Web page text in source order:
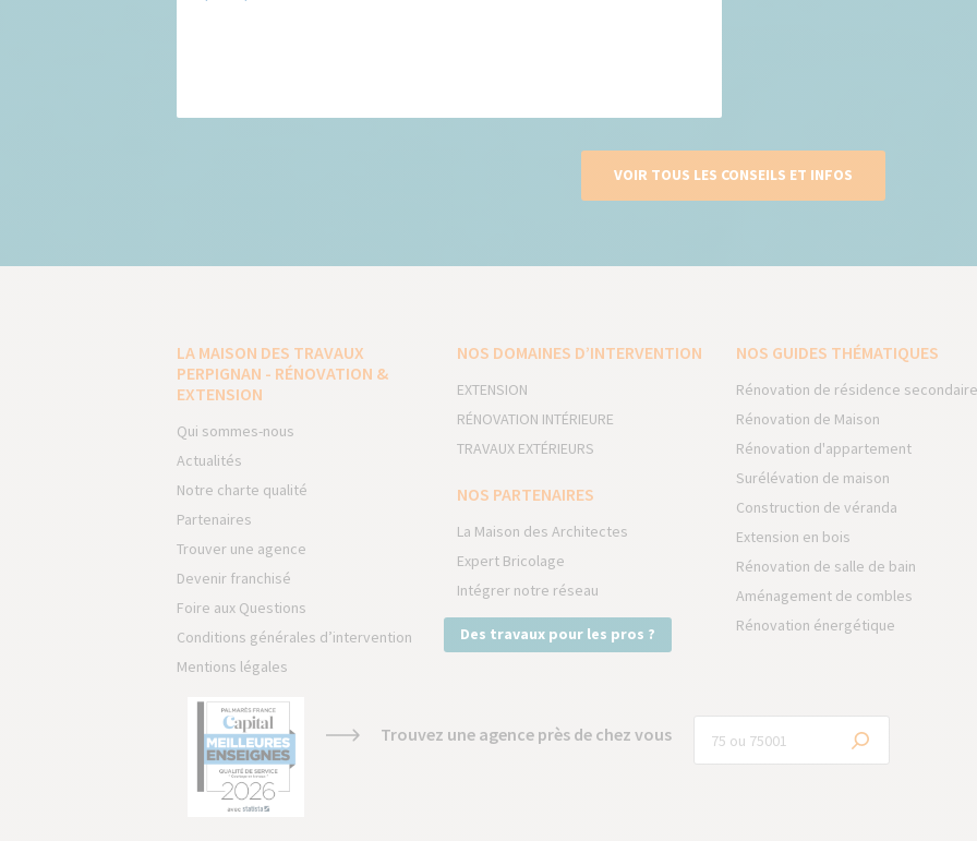
VOIR TOUS LES CONSEILS ET INFOS
LA MAISON DES TRAVAUX
PERPIGNAN - RÉNOVATION &
EXTENSION
Qui sommes-nous
Actualités
Notre charte qualité
Partenaires
Trouver une agence
Devenir franchisé
Foire aux Questions
Conditions générales d’intervention
Mentions légales
NOS DOMAINES D’INTERVENTION
EXTENSION
RÉNOVATION INTÉRIEURE
TRAVAUX EXTÉRIEURS
NOS PARTENAIRES
La Maison des Architectes
Expert Bricolage
Intégrer notre réseau
Des travaux pour les pros ?
NOS GUIDES THÉMATIQUES
Rénovation de résidence
Rénovation de Maison
Rénovation d'appartement
Surélévation de maison
Construction de véranda
Extension en bois
Rénovation de salle de bain
Aménagement de combles
Rénovation énergétique
Trouvez une agence près de chez vous